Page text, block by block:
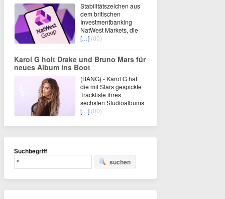
Stabilitätszeichen aus
dem britischen
Investmentbanking
NatWest Markets, die
[…] (00)
Karol G holt Drake und Bruno Mars für
neues Album ins Boot
(BANG) - Karol G hat
die mit Stars gespickte
Trackliste ihres
sechsten Studioalbums
[…] (00)
Suchbegriff
suchen